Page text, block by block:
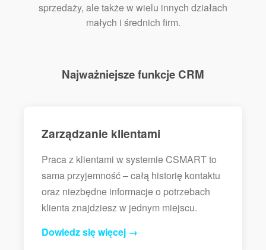
sprzedaży, ale także w wielu innych działach
małych i średnich firm.
Najważniejsze funkcje CRM
Zarządzanie klientami
Praca z klientami w systemie CSMART to
sama przyjemność – całą historię kontaktu
oraz niezbędne informacje o potrzebach
klienta znajdziesz w jednym miejscu.
Dowiedz się więcej →